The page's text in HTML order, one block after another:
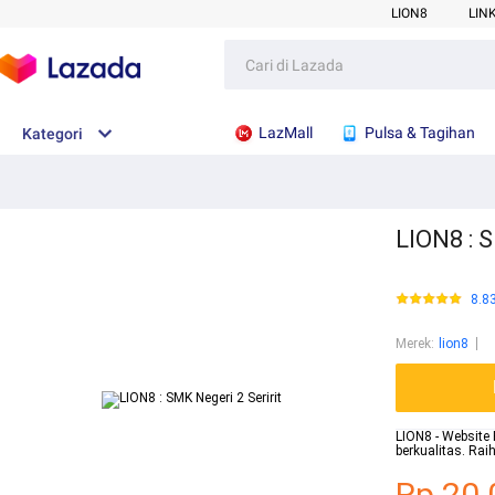
LION8
Kategori LazMall Pulsa & Tagihan
LION8 :
Merek: lion8
LION8 -
berkualitas.